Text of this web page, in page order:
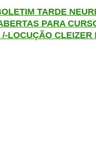
TARDE
PARA
/-LOCUÇÃO CLEIZER